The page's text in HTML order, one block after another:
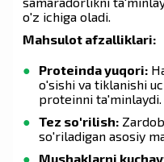
o'z ichiga oladi.
Mahsulot afzalliklari:
Proteinda yuqori:
o'sishi va tiklanishi
proteinni ta'minlaydi.
Tez so'rilish:
so'riladigan asosiy
Mushaklarni